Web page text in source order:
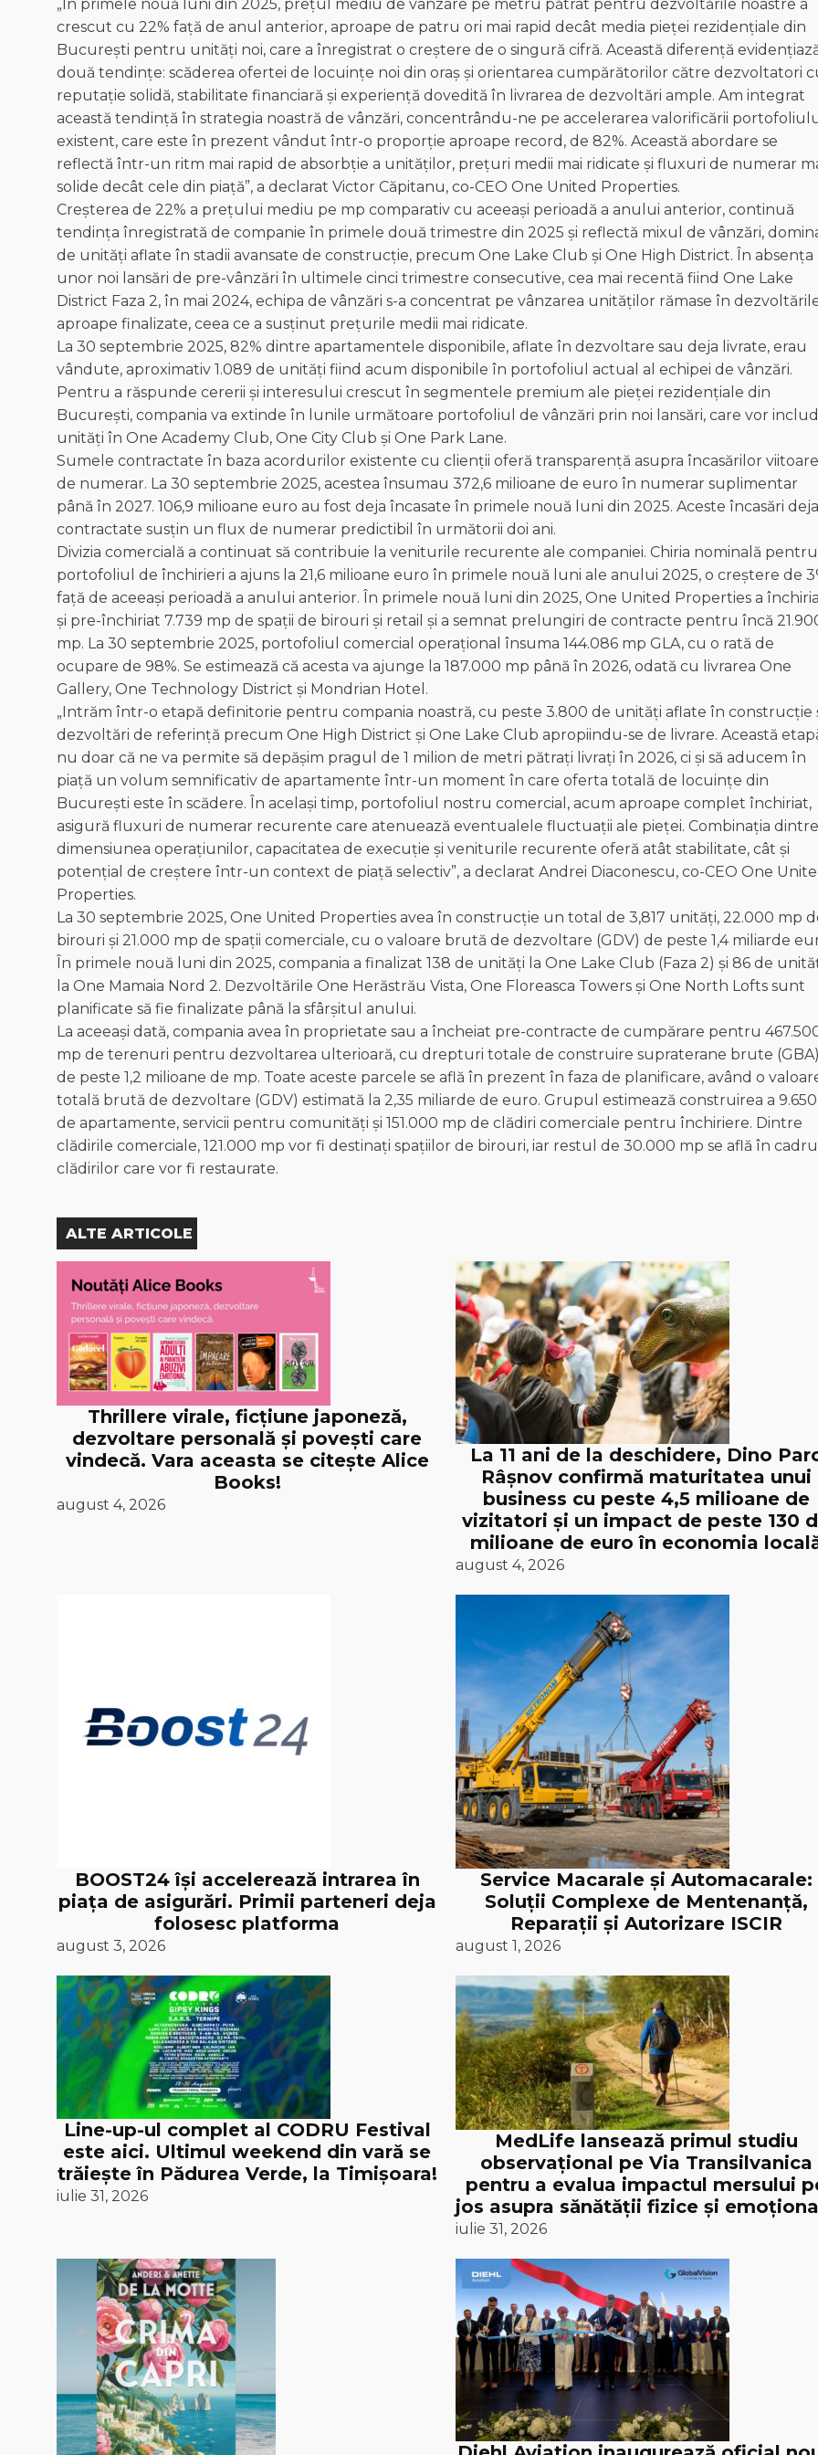
„În primele nouă luni din 2025, prețul mediu de vânzare pe metru pătrat pentru dezvoltările noastre a
crescut cu 22% față de anul anterior, aproape de patru ori mai rapid decât media pieței rezidențiale din
București pentru unități noi, care a înregistrat o creștere de o singură cifră. Această diferență
două tendințe: scăderea ofertei de locuințe noi din oraș și orientarea cumpărătorilor către dezvoltatori
reputație solidă, stabilitate financiară și experiență dovedită în livrarea de dezvoltări ample. Am integrat
această tendință în strategia noastră de vânzări, concentrându-ne pe accelerarea valorificării
existent, care este în prezent vândut într-o proporție aproape record, de 82%. Această abordare se
reflectă într-un ritm mai rapid de absorbție a unităților, prețuri medii mai ridicate și fluxuri de numerar
solide decât cele din piață”, a declarat Victor Căpitanu, co-CEO One United Properties.
Creșterea de 22% a prețului mediu pe mp comparativ cu aceeași perioadă a anului anterior, continuă
tendința înregistrată de companie în primele două trimestre din 2025 și reflectă mixul de vânzări,
de unități aflate în stadii avansate de construcție, precum One Lake Club și One High District. În absența
unor noi lansări de pre-vânzări în ultimele cinci trimestre consecutive, cea mai recentă fiind One Lake
District Faza 2, în mai 2024, echipa de vânzări s-a concentrat pe vânzarea unităților rămase în
aproape finalizate, ceea ce a susținut prețurile medii mai ridicate.
La 30 septembrie 2025, 82% dintre apartamentele disponibile, aflate în dezvoltare sau deja livrate, erau
vândute, aproximativ 1.089 de unități fiind acum disponibile în portofoliul actual al echipei de vânzări.
Pentru a răspunde cererii și interesului crescut în segmentele premium ale pieței rezidențiale din
București, compania va extinde în lunile următoare portofoliul de vânzări prin noi lansări, care vor
unități în One Academy Club, One City Club și One Park Lane.
Sumele contractate în baza acordurilor existente cu clienții oferă transparență asupra încasărilor viitoare
de numerar. La 30 septembrie 2025, acestea însumau 372,6 milioane de euro în numerar suplimentar
până în 2027. 106,9 milioane euro au fost deja încasate în primele nouă luni din 2025. Aceste încasări deja
contractate susțin un flux de numerar predictibil în următorii doi ani.
Divizia comercială a continuat să contribuie la veniturile recurente ale companiei. Chiria nominală pentru
portofoliul de închirieri a ajuns la 21,6 milioane euro în primele nouă luni ale anului 2025, o creștere de
față de aceeași perioadă a anului anterior. În primele nouă luni din 2025, One United Properties a
și pre-închiriat 7.739 mp de spații de birouri și retail și a semnat prelungiri de contracte pentru încă
mp. La 30 septembrie 2025, portofoliul comercial operațional însuma 144.086 mp GLA, cu o rată de
ocupare de 98%. Se estimează că acesta va ajunge la 187.000 mp până în 2026, odată cu livrarea One
Gallery, One Technology District și Mondrian Hotel.
„Intrăm într-o etapă definitorie pentru compania noastră, cu peste 3.800 de unități aflate în construcție
dezvoltări de referință precum One High District și One Lake Club apropiindu-se de livrare. Această
nu doar că ne va permite să depășim pragul de 1 milion de metri pătrați livrați în 2026, ci și să aducem în
piață un volum semnificativ de apartamente într-un moment în care oferta totală de locuințe din
București este în scădere. În același timp, portofoliul nostru comercial, acum aproape complet închiriat,
asigură fluxuri de numerar recurente care atenuează eventualele fluctuații ale pieței. Combinația dintre
dimensiunea operațiunilor, capacitatea de execuție și veniturile recurente oferă atât stabilitate, cât și
potențial de creștere într-un context de piață selectiv”, a declarat Andrei Diaconescu, co-CEO One
Properties.
La 30 septembrie 2025, One United Properties avea în construcție un total de 3,817 unități, 22.000 mp
birouri și 21.000 mp de spații comerciale, cu o valoare brută de dezvoltare (GDV) de peste 1,4 miliarde
În primele nouă luni din 2025, compania a finalizat 138 de unități la One Lake Club (Faza 2) și 86 de
la One Mamaia Nord 2. Dezvoltările One Herăstrău Vista, One Floreasca Towers și One North Lofts sunt
planificate să fie finalizate până la sfârșitul anului.
La aceeași dată, compania avea în proprietate sau a încheiat pre-contracte de cumpărare pentru
mp de terenuri pentru dezvoltarea ulterioară, cu drepturi totale de construire supraterane brute (GBA)
de peste 1,2 milioane de mp. Toate aceste parcele se află în prezent în faza de planificare, având o
totală brută de dezvoltare (GDV) estimată la 2,35 miliarde de euro. Grupul estimează construirea a 9.650
de apartamente, servicii pentru comunități și 151.000 mp de clădiri comerciale pentru închiriere. Dintre
clădirile comerciale, 121.000 mp vor fi destinați spațiilor de birouri, iar restul de 30.000 mp se află în cadrul
clădirilor care vor fi restaurate.
ALTE ARTICOLE
Thrillere virale, ficțiune japoneză,
dezvoltare personală și povești care
vindecă. Vara aceasta se citește Alice
Books!
august 4, 2026
La 11 ani de la deschidere, Dino
Râșnov confirmă maturitatea unui
business cu peste 4,5 milioane de
vizitatori și un impact de peste 130
milioane de euro în economia
august 4, 2026
BOOST24 își accelerează intrarea în
piața de asigurări. Primii parteneri deja
folosesc platforma
august 3, 2026
Service Macarale și Automacarale:
Soluții Complexe de Mentenanță,
Reparații și Autorizare ISCIR
august 1, 2026
Line-up-ul complet al CODRU Festival
este aici. Ultimul weekend din vară se
trăiește în Pădurea Verde, la Timișoara!
iulie 31, 2026
MedLife lansează primul studiu
observațional pe Via Transilvanica
pentru a evalua impactul mersului
jos asupra sănătății fizice și
iulie 31, 2026